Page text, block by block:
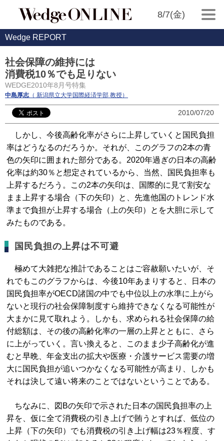
8/7(金)
Wedge REPORT
社会保障の維持には
消費税10％でも足りない
WEDGE2010年8月号特集
中島厚志（ 新潟県立大学国際経済学部 教授）
2010/07/20
しかし、今後高齢化率がさらに上昇していくと国民負担
率はどうなるのだろうか。それが、このグラフの2本の青
色の矢印に囲まれた部分である。2020年過ぎの日本の高齢
化率は約30％と想定されているから、当然、国民負担率も
上昇するだろう。この2本の矢印は、国際的に見て割安な
まま上昇する場合（下の矢印）と、先進他国のトレンド水
準まで負担が上昇する場合（上の矢印）とを大胆に示して
みたものである。
国民負担の上昇は不可避
極めて大雑把な推計であることはご容赦願いたいが、そ
れでもこのグラフからは、今後10年あまりすると、日本の
国民負担率がOECD諸国の中でも中位以上の水準に上がら
ないと現行の社会保障制度すら維持できなくなる可能性が
大まかに見て取れよう。しかも、求められる社会保障の給
付総額は、その後の高齢化率の一層の上昇とともに、さら
に上がっていく。言い換えると、このまま少子高齢化が進
むと早晩、年金支出の拡大や医療・介護サービス需要の増
大に国民負担が追いつかなくなる可能性が高まり、しかも
それは決して遠い将来のことではないということである。
ちなみに、図Bの矢印で示された日本の国民負担率の上
昇を、仮に全て消費税の引き上げで賄うとすれば、低位の
上昇（下の矢印）でも消費税の引き上げ幅は23％程度、す